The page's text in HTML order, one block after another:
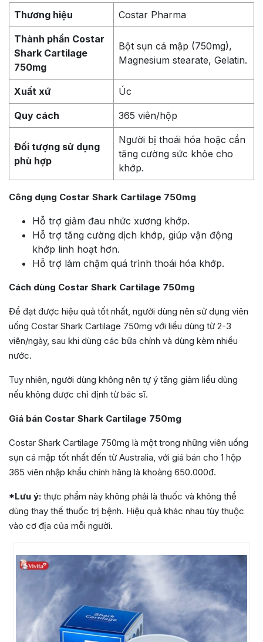
Thương hiệu Costar Pharma
Thành phần Costar
Shark Cartilage
750mg
Bột sụn cá mập (750mg),
Magnesium stearate, Gelatin.
Xuất xứ Úc
Quy cách 365 viên/hộp
Đối tượng sử dụng
phù hợp
Người bị thoái hóa hoặc cần
tăng cường sức khỏe cho
khớp.
Công dụng Costar Shark Cartilage 750mg
Hỗ trợ giảm đau nhức xương khớp.
Hỗ trợ tăng cường dịch khớp, giúp vận động
khớp linh hoạt hơn.
Hỗ trợ làm chậm quá trình thoái hóa khớp.
Cách dùng Costar Shark Cartilage 750mg
Để đạt được hiệu quả tốt nhất, người dùng nên sử dụng viên
uống Costar Shark Cartilage 750mg với liều dùng từ 2-3
viên/ngày, sau khi dùng các bữa chính và dùng kèm nhiều
nước.
Tuy nhiên, người dùng không nên tự ý tăng giảm liều dùng
nếu không được chỉ định từ bác sĩ.
Giá bán Costar Shark Cartilage 750mg
Costar Shark Cartilage 750mg là một trong những viên uống
sụn cá mập tốt nhất đến từ Australia, với giá bán cho 1 hộp
365 viên nhập khẩu chính hãng là khoảng 650.000đ.
*Lưu ý: thực phẩm này không phải là thuốc và không thể
dùng thay thế thuốc trị bệnh. Hiệu quả khác nhau tùy thuộc
vào cơ địa của mỗi người.